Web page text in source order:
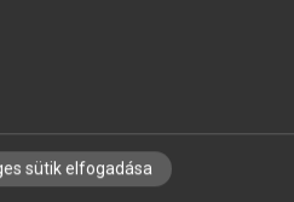
HÍRLEVELÜNKRE!
sütik elfogadása